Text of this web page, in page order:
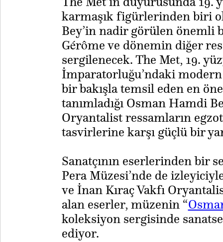
karmaşık figürlerinden biri
Bey’in nadir görülen önemli
Gérôme ve dönemin diğer
sergilenecek. The Met, 19.
İmparatorluğu’ndaki
bir bakışla temsil eden en
tanımladığı Osman Hamdi
Oryantalist ressamların
tasvirlerine karşı güçlü bir
Sanatçının eserlerinden bir
Pera Müzesi’nde de
ve İnan Kıraç Vakfı
alan eserler, müzenin “
koleksiyon sergisinde
ediyor.